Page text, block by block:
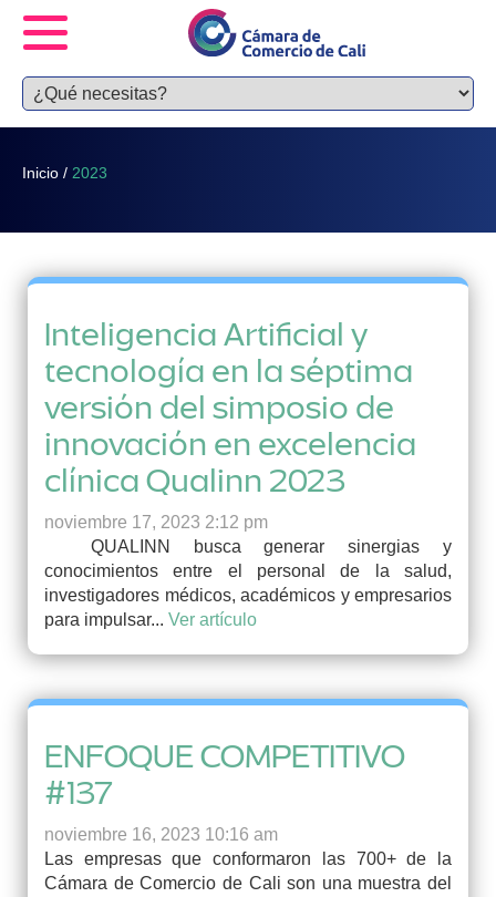
Inicio / 2023
Inteligencia Artificial y
tecnología en la séptima
versión del simposio de
innovación en excelencia
clínica Qualinn 2023
noviembre 17, 2023 2:12 pm
QUALINN busca generar sinergias y
conocimientos entre el personal de la salud,
investigadores médicos, académicos y empresarios
para impulsar... Ver artículo
ENFOQUE COMPETITIVO
#137
noviembre 16, 2023 10:16 am
Las empresas que conformaron las 700+ de la
Cámara de Comercio de Cali son una muestra del